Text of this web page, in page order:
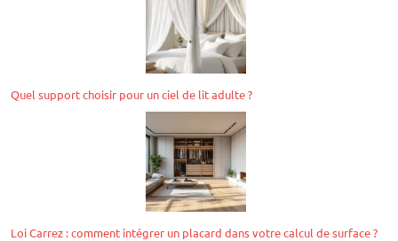
Quel support choisir pour un ciel de lit adulte ?
Loi Carrez : comment intégrer un placard dans votre calcul de surface ?